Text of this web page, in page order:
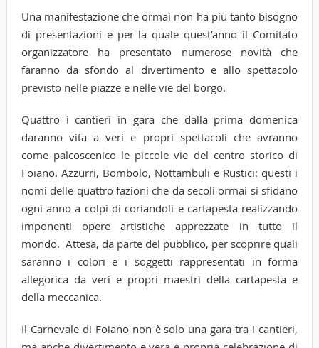
Una manifestazione che ormai non ha più tanto bisogno
di presentazioni e per la quale quest’anno il Comitato
organizzatore ha presentato numerose novità che
faranno da sfondo al divertimento e allo spettacolo
previsto nelle piazze e nelle vie del borgo.
Quattro i cantieri in gara che dalla prima domenica
daranno vita a veri e propri spettacoli che avranno
come palcoscenico le piccole vie del centro storico di
Foiano. Azzurri, Bombolo, Nottambuli e Rustici: questi i
nomi delle quattro fazioni che da secoli ormai si sfidano
ogni anno a colpi di coriandoli e cartapesta realizzando
imponenti opere artistiche apprezzate in tutto il
mondo. Attesa, da parte del pubblico, per scoprire quali
saranno i colori e i soggetti rappresentati in forma
allegorica da veri e propri maestri della cartapesta e
della meccanica.
Il Carnevale di Foiano non è solo una gara tra i cantieri,